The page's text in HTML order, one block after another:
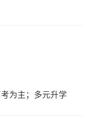
为主；多元升学